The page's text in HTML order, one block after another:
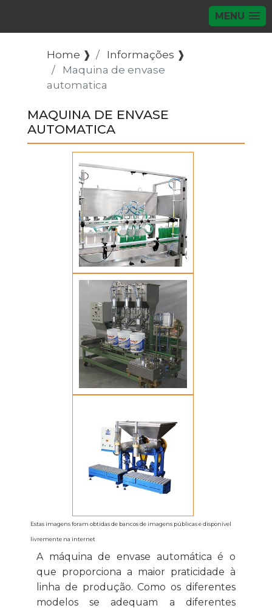
MENU
Home ❱
Informações ❱
Maquina de envase
automatica
MAQUINA DE ENVASE
AUTOMATICA
Estas imagens foram obtidas de bancos de imagens públicas e disponível
livremente na internet
A máquina de envase automática é o
que proporciona a maior praticidade à
linha de produção. Como os diferentes
modelos se adequam a diferentes